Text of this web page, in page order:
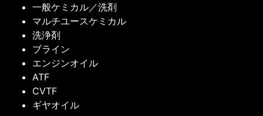
一般ケミカル／洗剤
マルチユースケミカル
洗浄剤
ブライン
エンジンオイル
ATF
CVTF
ギヤオイル